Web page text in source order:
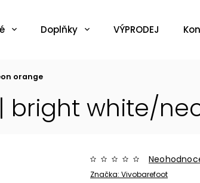
Doplňky VÝPRODEJ
orange
| bright white/
Značka:Vivobarefoot